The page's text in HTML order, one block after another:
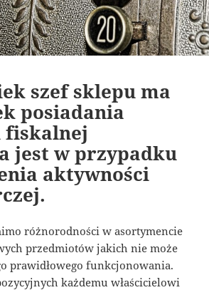
szef sklepu ma
posiadania
jest w przypadku
aktywności
różnorodności w asortymencie
przedmiotów jakich nie może
prawidłowego funkcjonowania.
każdemu właścicielowi